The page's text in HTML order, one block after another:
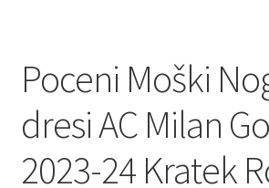
Poceni Moški
dresi AC Milan
2023-24 Kratek